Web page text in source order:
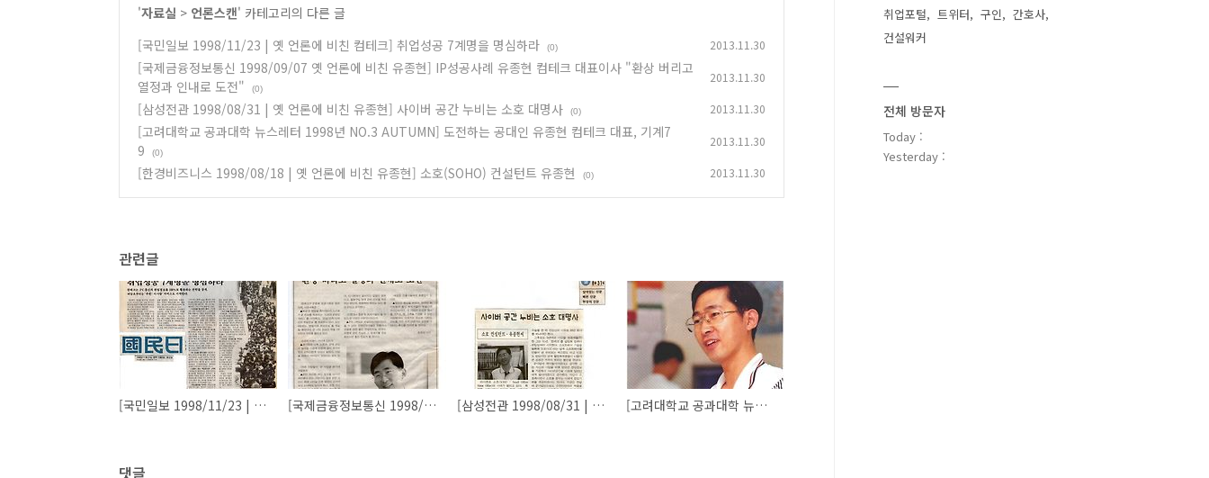
'자료실 > 언론스캔' 카테고리의 다른 글
[국민일보 1998/11/23 | 옛 언론에 비친 컴테크] 취업성공 7계명을 명심하라
(0) 2013.11.30
[국제금융정보통신 1998/09/07 옛 언론에 비친 유종현] IP성공사례 유종현 컴테크 대표이사 "환상 버리고
열정과 인내로 도전"
(0)
2013.11.30
[삼성전관 1998/08/31 | 옛 언론에 비친 유종현] 사이버 공간 누비는 소호 대명사 (0) 2013.11.30
[고려대학교 공과대학 뉴스레터 1998년 NO.3 AUTUMN] 도전하는 공대인 유종현 컴테크 대표, 기계7
9
(0)
2013.11.30
[한경비즈니스 1998/08/18 | 옛 언론에 비친 유종현] 소호(SOHO) 컨설턴트 유종현 (0) 2013.11.30
관련글
[국민일보 1998/11/23 | 옛 언론에 비친 컴테크] 취업성공 7계명을 명심하라 [국제금융정보통신 1998/09/07 옛 언론에 비친 유종현] IP성공사례 유종현 컴테크 대표이사 "환상 버리고 열정과 인내로 도전" [삼성전관 1998/08/31 | 옛 언론에 비친 유종현] 사이버 공간 누비는 소호 대명사 [고려대학교 공과대학 뉴스레터 1998년 NO.3 AUTUMN] 도전하는 공대인 유종현 컴테크 대표, 기계79
댓글
취업포털
트위터 구인
간호사
건설워커
전체 방문자
Today :
Yesterday :